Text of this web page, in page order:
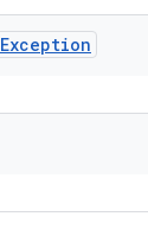
Exception